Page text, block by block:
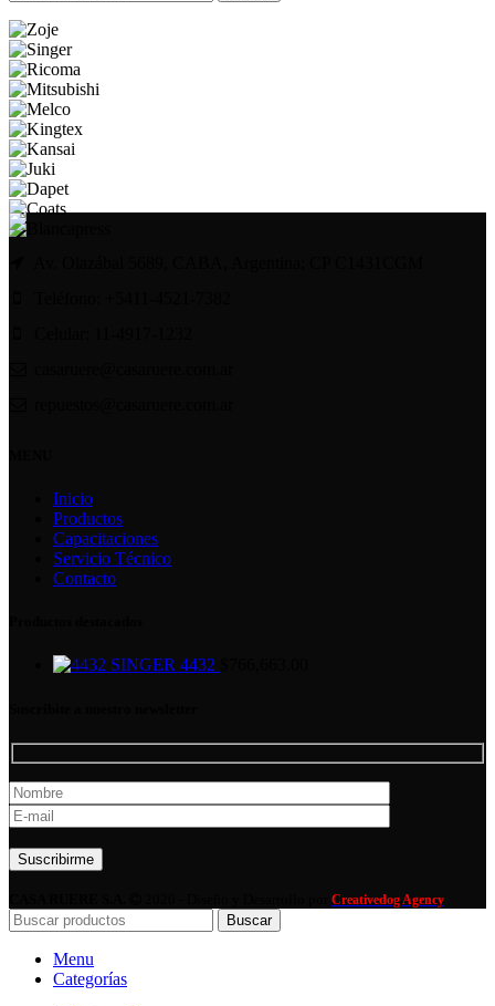
Inicio
Productos
Capacitaciones
Servicio Técnico
Contacto
SINGER 4432
Creativedog Agency
Buscar
Menu
Categorías